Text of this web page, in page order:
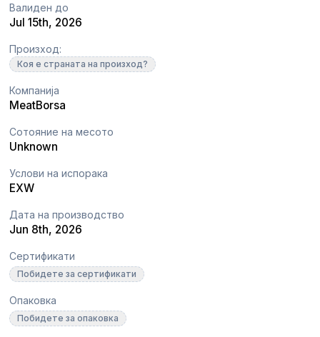
Валиден до
Jul 15th, 2026
Произход:
Коя е страната на произход?
Компанија
MeatBorsa
Сотояние на месото
Unknown
Услови на испорака
EXW
Дата на производство
Jun 8th, 2026
Сертификати
Побидете за сертификати
Опаковка
Побидете за опаковка